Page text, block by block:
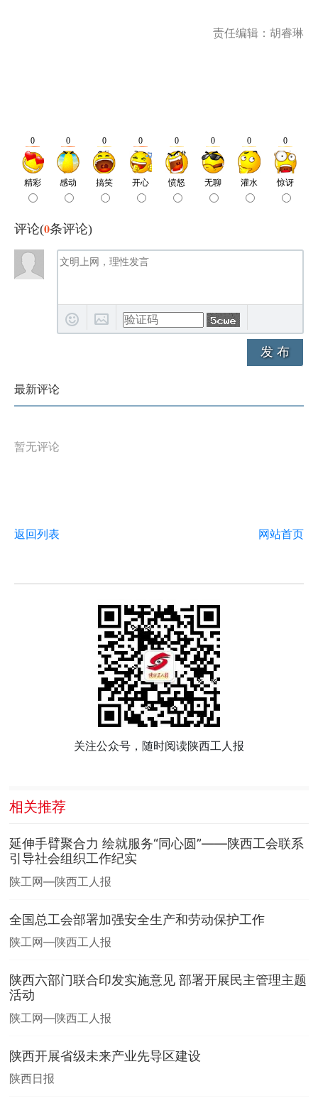
责任编辑：胡睿琳
评论(0条评论)
发 布
最新评论
暂无评论
返回列表 网站首页
关注公众号，随时阅读陕西工人报
相关推荐
延伸手臂聚合力 绘就服务“同心圆”——陕西工会联系
引导社会组织工作纪实
陕工网—陕西工人报
全国总工会部署加强安全生产和劳动保护工作
陕工网—陕西工人报
陕西六部门联合印发实施意见 部署开展民主管理主题
活动
陕工网—陕西工人报
陕西开展省级未来产业先导区建设
陕西日报